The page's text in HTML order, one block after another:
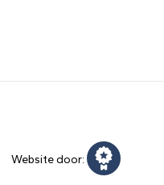
Website door: